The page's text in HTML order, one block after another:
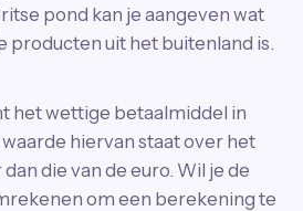
pond kan je aangeven wat
producten uit het buitenland is.
het wettige betaalmiddel in
hiervan staat over het
die van de euro. Wil je de
om een berekening te